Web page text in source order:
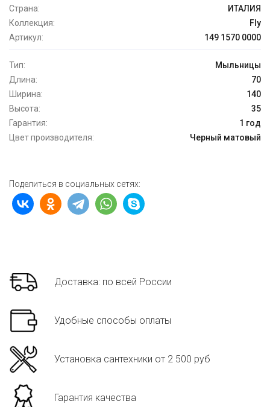
Страна:
ИТАЛИЯ
Коллекция:
Fly
Артикул:
149 1570 0000
Тип:
Мыльницы
Длина:
70
Ширина:
140
Высота:
35
Гарантия:
1 год
Цвет производителя:
Черный матовый
Поделиться в социальных сетях:
Доставка: по всей России
Удобные способы оплаты
Установка сантехники от 2 500 руб
Гарантия качества